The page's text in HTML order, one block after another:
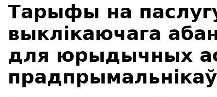
Тарыфы на
выклікаючага
для юрыдычных
прадпрымальнікаў